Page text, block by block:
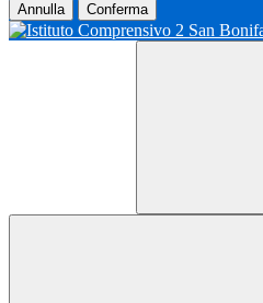
Annulla Conferma